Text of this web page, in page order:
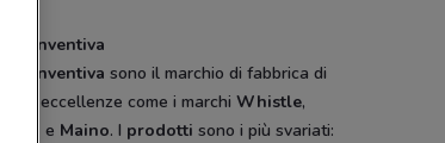
e Inventiva
Inventiva sono il marchio di fabbrica di
eccellenze come i marchiWhistle,
e Maino. I prodotti sono i più svariati: